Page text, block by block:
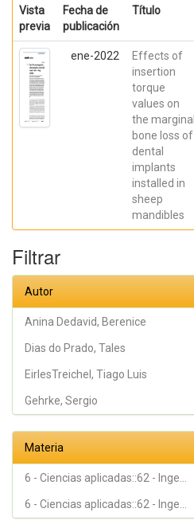
Vista
previa
Fecha de
publicación
Título
ene-2022
Effects of
insertion
torque
values on
the marginal
bone loss of
dental
implants
installed in
sheep
mandibles
Filtrar
Autor
Anina Dedavid, Berenice
Dias do Prado, Tales
EirlesTreichel, Tiago Luis
Gehrke, Sergio
Materia
6 - Ciencias aplicadas::62 - Inge...
6 - Ciencias aplicadas::62 - Inge...